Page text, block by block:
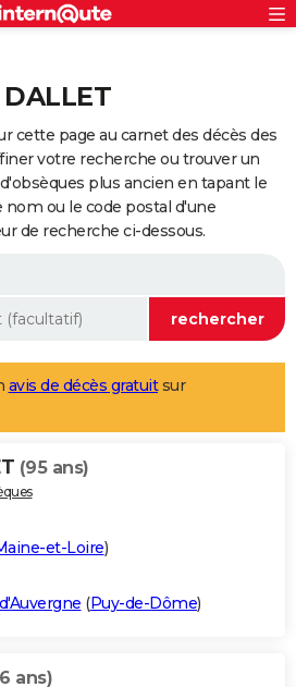
cette page au carnet des décès des
votre recherche ou trouver un
plus ancien en tapant le
ou le code postal d'une
de recherche ci-dessous.
avis de décès gratuitsur
(95 ans)
et-Loire)
(Puy-de-Dôme)
ans)